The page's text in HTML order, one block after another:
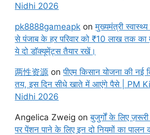
Nidhi 2026
pk8888gameapk onमुख्यमंत्री
से पंजाब के हर परिवार को ₹10 लाख तक का
ये दो डॉक्यूमेंट्स तैयार रखें।
两性资源 onपीएम किसान योजना की नई
तय, इस दिन सीधे खाते में आएंगे पैसे | PM
Nidhi 2026
Angelica Zweig onबुजुर्गों के लिए
पर पेंशन पाने के लिए इन दो नियमों का पालन